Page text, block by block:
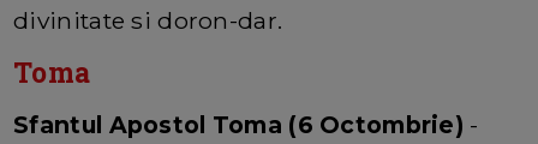
divinitate si doron-dar.
Toma
Sfantul Apostol Toma (6 Octombrie) -